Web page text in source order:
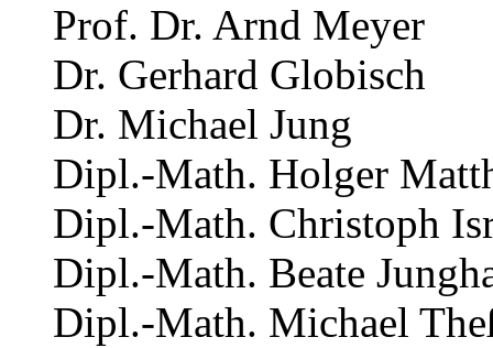
Prof. Dr. Arnd Meyer
Dr. Gerhard Globisch
Dr. Michael Jung
Dipl.-Math. Holger
Dipl.-Math. Christoph
Dipl.-Math. Beate
Dipl.-Math. Michael